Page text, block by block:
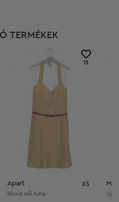
TERMÉKEK
13
Apart XS
Rövid női ruha